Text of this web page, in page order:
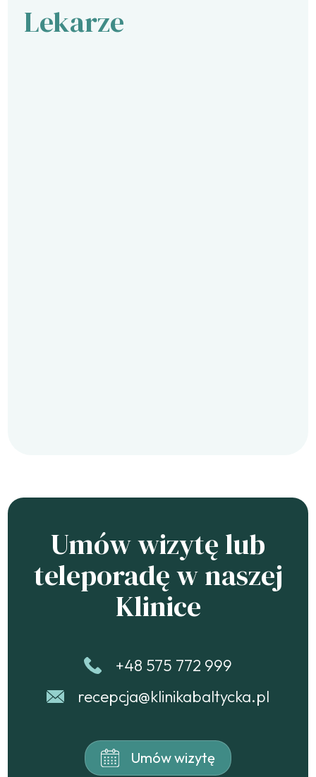
Lekarze
Umów wizytę lub
teleporadę w naszej
Klinice
+48 575 772 999
recepcja@klinikabaltycka.pl
Umów wizytę